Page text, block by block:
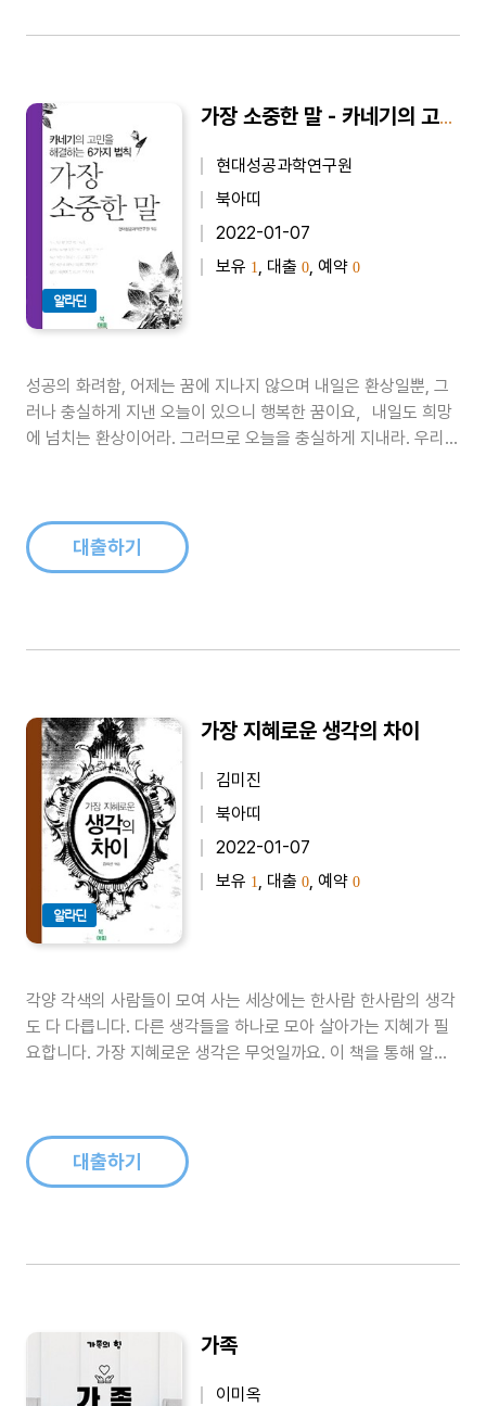
알라딘
가장 소중한 말 - 카네기의 고민을 해결하는 6가지 법칙
현대성공과학연구원
북아띠
2022-01-07
보유 1 , 대출 0 , 예약 0
성공의 화려함, 어제는 꿈에 지나지 않으며 내일은 환상일뿐, 그
러나 충실하게 지낸 오늘이 있으니 행복한 꿈이요，내일도 희망
에 넘치는 환상이어라. 그러므로 오늘을 충실하게 지내라. 우리에
대출하기
알라딘
가장 지혜로운 생각의 차이
김미진
북아띠
2022-01-07
보유 1 , 대출 0 , 예약 0
각양 각색의 사람들이 모여 사는 세상에는 한사람 한사람의 생각
도 다 다릅니다. 다른 생각들을 하나로 모아 살아가는 지혜가 필
요합니다. 가장 지혜로운 생각은 무엇일까요. 이 책을 통해 알아
대출하기
가족
이미옥